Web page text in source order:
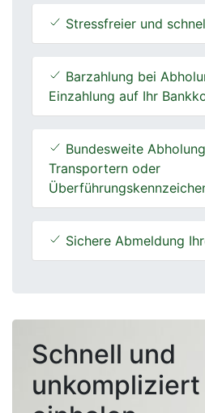
Stressfreier und
Barzahlung bei
Einzahlung auf Ihr
Bundesweite
Transportern oder
Sichere Abmeldung
Schnell und